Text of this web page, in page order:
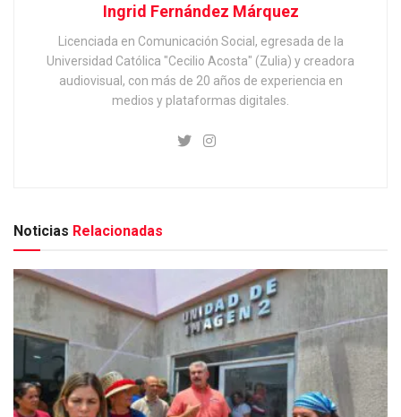
Ingrid Fernández Márquez
Licenciada en Comunicación Social, egresada de la
Universidad Católica "Cecilio Acosta" (Zulia) y creadora
audiovisual, con más de 20 años de experiencia en
medios y plataformas digitales.
Noticias Relacionadas